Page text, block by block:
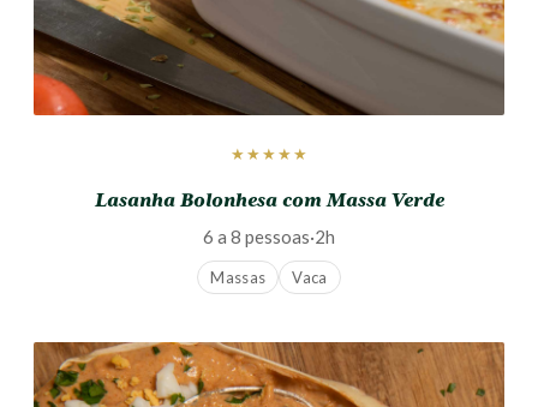
★★★★★
Lasanha Bolonhesa com Massa Verde
6 a 8 pessoas·2h
Massas Vaca